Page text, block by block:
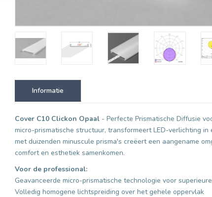
Informatie
Cover C10 Clickon Opaal - Perfecte Prismatische Diffusie
micro-prismatische structuur, transformeert LED-verlichting
met duizenden minuscule prisma's creëert een aangename
comfort en esthetiek samenkomen.
Voor de professional:
Geavanceerde micro-prismatische technologie voor
Volledig homogene lichtspreiding over het gehele oppervlak